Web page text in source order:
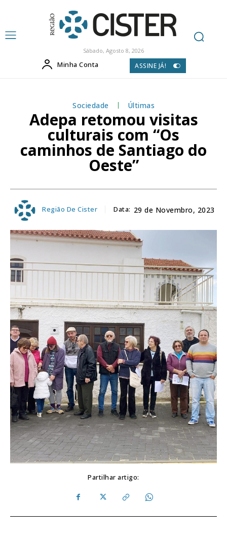
Sábado, Agosto 8, 2026
Minha Conta ASSINE JÁ!
Sociedade Últimas
Adepa retomou visitas
culturais com “Os
caminhos de Santiago do
Oeste”
Região De Cister Data: 29 de Novembro, 2023
Partilhar artigo: